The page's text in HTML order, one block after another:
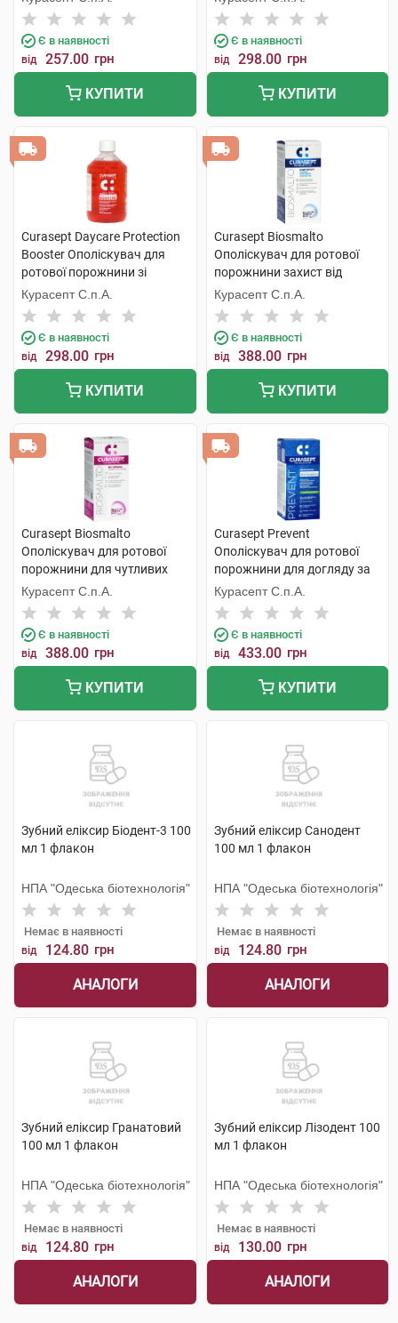
Є в наявності
від 257.00 грн
КУПИТИ
мл 1 флакон
Є в наявності
від 298.00 грн
КУПИТИ
Curasept Daycare Protection
Booster Ополіскувач для
ротової порожнини зі
смаком фруктової сенсації
500 мл 1 флакон
Курасепт С.п.А.
Є в наявності
від 298.00 грн
КУПИТИ
Curasept Biosmalto
Ополіскувач для ротової
порожнини захист від
карієсу, абразії та ерозії 300
мл 1 флакон
Курасепт С.п.А.
Є в наявності
від 388.00 грн
КУПИТИ
Curasept Biosmalto
Ополіскувач для ротової
порожнини для чутливих
зубів 300 мл 1 флакон
Курасепт С.п.А.
Є в наявності
від 388.00 грн
КУПИТИ
Curasept Prevent
Ополіскувач для ротової
порожнини для догляду за
імплантами, профілактики
гінгівіту та пародонтиту 300
мл 1 флакон
Курасепт С.п.А.
Є в наявності
від 433.00 грн
КУПИТИ
Зубний еліксир Біодент-3 100
мл 1 флакон
НПА "Одеська біотехнологія"
Немає в наявності
від 124.80 грн
АНАЛОГИ
Зубний еліксир Санодент
100 мл 1 флакон
НПА "Одеська біотехнологія"
Немає в наявності
від 124.80 грн
АНАЛОГИ
Зубний еліксир Гранатовий
100 мл 1 флакон
НПА "Одеська біотехнологія"
Немає в наявності
від 124.80 грн
АНАЛОГИ
Зубний еліксир Лізодент 100
мл 1 флакон
НПА "Одеська біотехнологія"
Немає в наявності
від 130.00 грн
АНАЛОГИ